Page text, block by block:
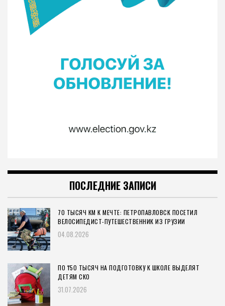
ПОСЛЕДНИЕ ЗАПИСИ
70 ТЫСЯЧ КМ К МЕЧТЕ: ПЕТРОПАВЛОВСК ПОСЕТИЛ
ВЕЛОСИПЕДИСТ-ПУТЕШЕСТВЕННИК ИЗ ГРУЗИИ
04.08.2026
ПО ₸50 ТЫСЯЧ НА ПОДГОТОВКУ К ШКОЛЕ ВЫДЕЛЯТ
ДЕТЯМ СКО
31.07.2026